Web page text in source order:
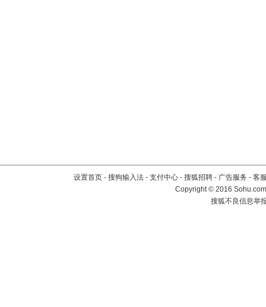
设置首页 - 搜狗输入法 - 支付中心 - 搜狐招聘 - 广告服务 - 客
Copyright©2016
搜狐不良信息举